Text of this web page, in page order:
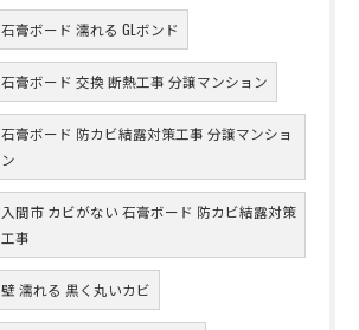
石膏ボード 濡れる GLボンド
石膏ボード 交換 断熱工事 分譲マンション
石膏ボード 防カビ結露対策工事 分譲マンショ
ン
入間市 カビがない 石膏ボード 防カビ結露対策
工事
壁 濡れる 黒く丸いカビ